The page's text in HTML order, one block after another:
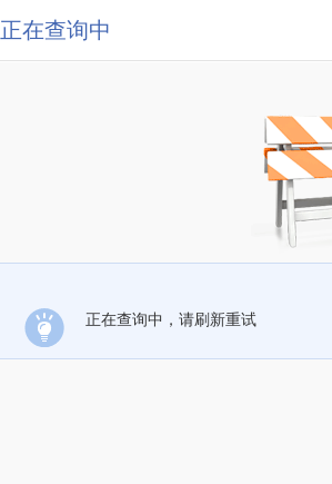
正在查询中
正在查询中，请刷新重试